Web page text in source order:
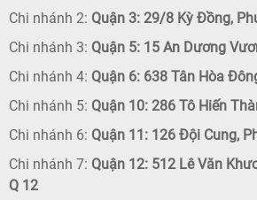
Chi nhánh 2: Quận 3: 29/8 Kỳ Đồng,
Chi nhánh 3: Quận 5: 15 An Dương
Chi nhánh 4: Quận 6: 638 Tân Hòa
Chi nhánh 5: Quận 10: 286 Tô Hiến
Chi nhánh 6: Quận 11: 126 Đội Cung,
Chi nhánh 7: Quận 12: 512 Lê Văn
Q 12